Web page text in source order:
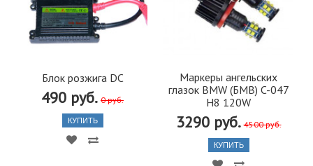
Блок розжига DC
490 руб. 0 руб.
КУПИТЬ
Маркеры ангельских
глазок BMW (БМВ) C-047
H8 120W
3290 руб. 4500 руб.
КУПИТЬ